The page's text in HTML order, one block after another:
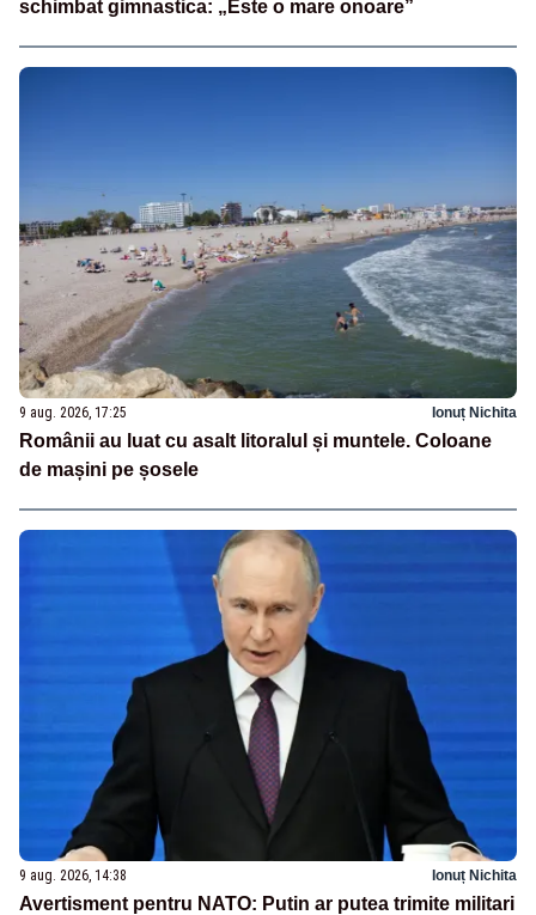
schimbat gimnastica: „Este o mare onoare”
9 aug. 2026, 17:25 Ionuț Nichita
Românii au luat cu asalt litoralul și muntele. Coloane
de mașini pe șosele
9 aug. 2026, 14:38 Ionuț Nichita
Avertisment pentru NATO: Putin ar putea trimite militari